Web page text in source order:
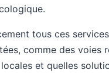
tous ces
comme des
et quelles